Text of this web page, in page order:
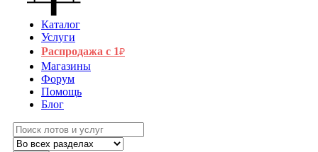
Каталог
Услуги
Распродажа с 1₽
Магазины
Форум
Помощь
Блог